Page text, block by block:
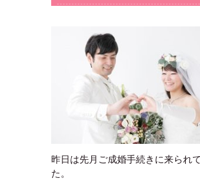
昨日は先月ご成婚手続きに来られ
た。